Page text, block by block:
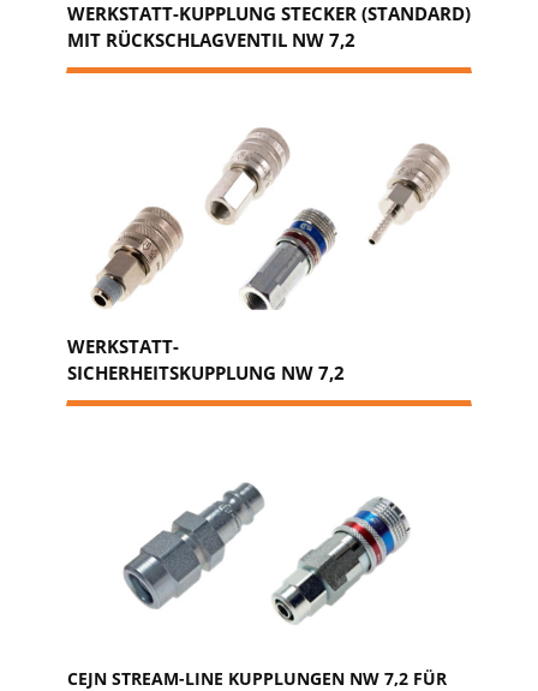
WERKSTATT-KUPPLUNG STECKER (STANDARD)
MIT RÜCKSCHLAGVENTIL NW 7,2
WERKSTATT-
SICHERHEITSKUPPLUNG NW 7,2
CEJN STREAM-LINE KUPPLUNGEN NW 7,2 FÜR